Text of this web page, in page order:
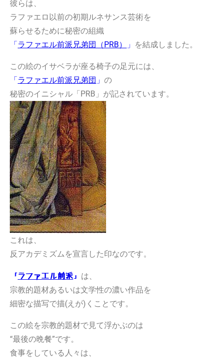
彼らは、
ラファエロ以前の初期ルネサンス芸術を
蘇らせるために秘密の組織
「ラファエル前派兄弟団（PRB） 」 を結成しました。
この絵のイサベラが座る椅子の足元には、
「ラファエル前派兄弟団 」 の
秘密のイニシャル「PRB」が記されています。
これは、
反アカデミズムを宣言した印なのです。
「ラファエル前派 」 は、
宗教的題材あるいは文学性の濃い作品を
細密な描写で描(えが)くことです。
この絵を宗教的題材で見て浮かぶのは
“最後の晩餐”です。
食事をしている人々は、